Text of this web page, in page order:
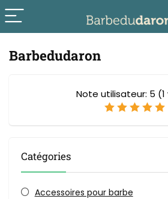
Barbedudaron
Note utilisateur: 5 (1
Catégories
Accessoires pour barbe